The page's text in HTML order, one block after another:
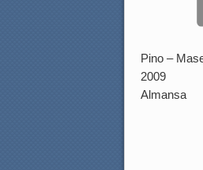
Pino –
2009
Almansa